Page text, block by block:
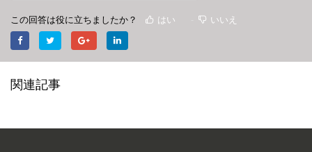
この回答は役に立ちましたか？ はい いいえ
関連記事